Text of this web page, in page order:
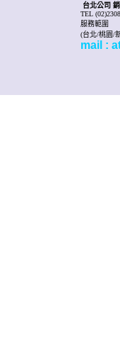
台北公司
TEL
服務範圍
(台北/桃園/
mail :